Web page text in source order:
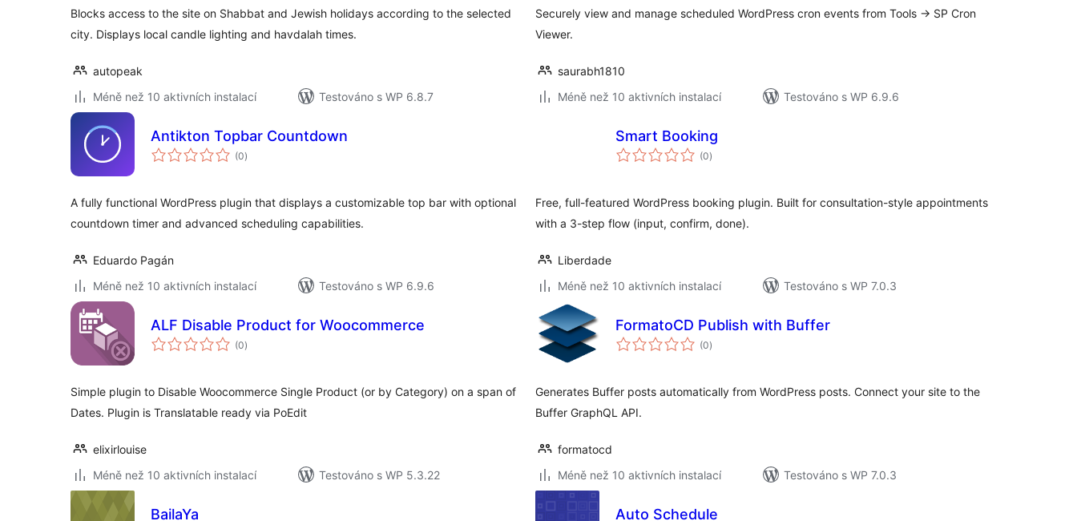
Blocks access to the site on Shabbat and Jewish holidays according to the selected
city. Displays local candle lighting and havdalah times.
autopeak
Méně než 10 aktivních instalací
Testováno s WP 6.8.7
Securely view and manage scheduled WordPress cron events from Tools -> SP Cron
Viewer.
saurabh1810
Méně než 10 aktivních instalací
Testováno s WP 6.9.6
Antikton Topbar Countdown
(0celkové
hodnocení
)
A fully functional WordPress plugin that displays a customizable top bar with optional
countdown timer and advanced scheduling capabilities.
Eduardo Pagán
Méně než 10 aktivních instalací
Testováno s WP 6.9.6
Smart Booking
(0celkové
hodnocení
)
Free, full-featured WordPress booking plugin. Built for consultation-style appointments
with a 3-step flow (input, confirm, done).
Liberdade
Méně než 10 aktivních instalací
Testováno s WP 7.0.3
ALF Disable Product for Woocommerce
(0celkové
hodnocení
)
Simple plugin to Disable Woocommerce Single Product (or by Category) on a span of
Dates. Plugin is Translatable ready via PoEdit
elixirlouise
Méně než 10 aktivních instalací
Testováno s WP 5.3.22
FormatoCD Publish with Buffer
(0celkové
hodnocení
)
Generates Buffer posts automatically from WordPress posts. Connect your site to the
Buffer GraphQL API.
formatocd
Méně než 10 aktivních instalací
Testováno s WP 7.0.3
BailaYa Auto Schedule